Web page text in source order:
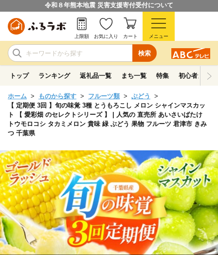
令和８年熊本地震 災害支援寄付受付について
検索
上限額 お気に入り カート メニュー
トップ ランキング 返礼品一覧 まち一覧 特集 初心者ガイド
ホーム ものから探す フルーツ類
ぶどう
【 定期便 3回 】旬の味覚 3種 とうもろこし メロン シャインマスカッ
ト 【 愛彩畑 のセレクトシリーズ 】 | 人気の 直売所 あいさいばたけ
トウモロコシ タカミメロン 貴味 緑 ぶどう 果物 フルーツ 君津市 きみ
つ 千葉県